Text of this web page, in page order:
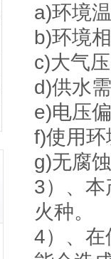
a)环境
b)环境
c)大气
d)供水
e)电压
f)使用
g)无腐
3）、
火种。
4）、在